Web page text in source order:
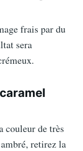
frais par du
sera
couleur de très
retirez la